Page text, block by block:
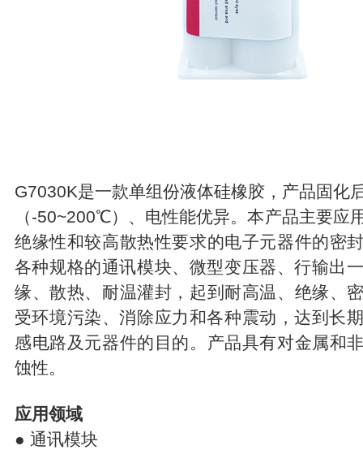
G7030K是一款单组份液体硅橡胶，产品固化
（-50~200℃）、电性能优异。本产品主要应
绝缘性和较高散热性要求的电子元器件的密
各种规格的通讯模块、微型变压器、行输出
缘、散热、耐温灌封，起到耐高温、绝缘、
受环境污染、消除应力和各种震动，达到长
感电路及元器件的目的。产品具有对金属和
蚀性。
应用领域
● 通讯模块